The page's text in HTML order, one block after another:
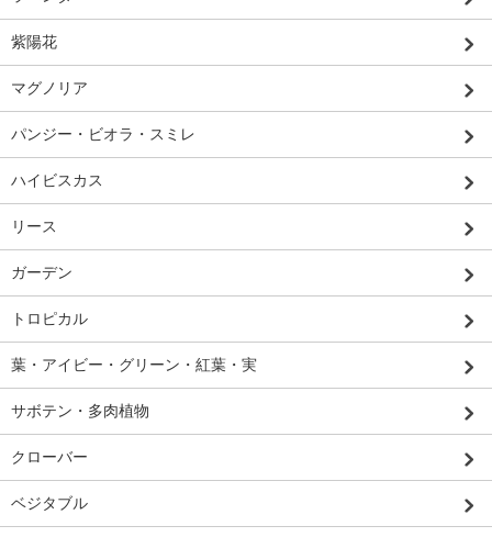
紫陽花
マグノリア
パンジー・ビオラ・スミレ
ハイビスカス
リース
ガーデン
トロピカル
葉・アイビー・グリーン・紅葉・実
サボテン・多肉植物
クローバー
ベジタブル